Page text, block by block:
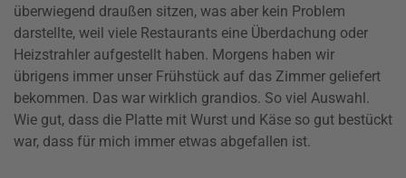
überwiegend draußen sitzen, was aber kein Problem
darstellte, weil viele Restaurants eine Überdachung oder
Heizstrahler aufgestellt haben. Morgens haben wir
übrigens immer unser Frühstück auf das Zimmer geliefert
bekommen. Das war wirklich grandios. So viel Auswahl.
Wie gut, dass die Platte mit Wurst und Käse so gut bestückt
war, dass für mich immer etwas abgefallen ist.